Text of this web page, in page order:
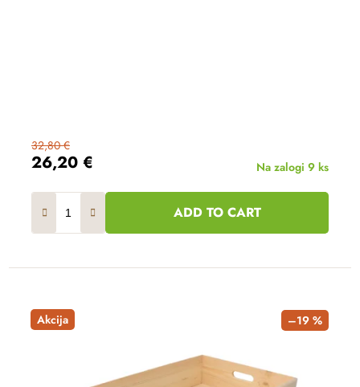
26,20 €
32,80 €
Na zalogi 9 ks
ADD TO CART
Akcija –19 %